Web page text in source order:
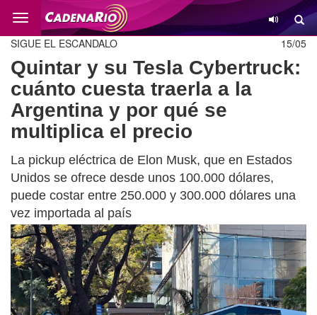
Cambio
15/05
SIGUE EL ESCANDALO
Quintar y su Tesla Cybertruck:
cuánto cuesta traerla a la
Argentina y por qué se
multiplica el precio
La pickup eléctrica de Elon Musk, que en Estados
Unidos se ofrece desde unos 100.000 dólares,
puede costar entre 250.000 y 300.000 dólares una
vez importada al país